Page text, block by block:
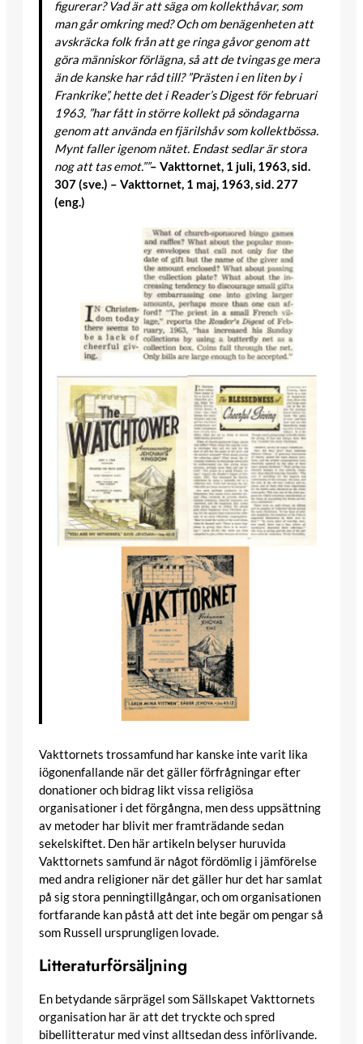
figurerar? Vad är att säga om kollekthåvar, som
man går omkring med? Och om benägenheten att
avskräcka folk från att ge ringa gåvor genom att
göra människor förlägna, så att de tvingas ge mera
än de kanske har råd till? ”Prästen i en liten by i
Frankrike”, hette det i Reader’s Digest för februari
1963, ”har fått in större kollekt på söndagarna
genom att använda en fjärilshåv som kollektbössa.
Mynt faller igenom nätet. Endast sedlar är stora
nog att tas emot.””– Vakttornet, 1 juli, 1963, sid.
307 (sve.) – Vakttornet, 1 maj, 1963, sid. 277
(eng.)
Vakttornets trossamfund har kanske inte varit lika
iögonenfallande när det gäller förfrågningar efter
donationer och bidrag likt vissa religiösa
organisationer i det förgångna, men dess uppsättning
av metoder har blivit mer framträdande sedan
sekelskiftet. Den här artikeln belyser huruvida
Vakttornets samfund är något fördömlig i jämförelse
med andra religioner när det gäller hur det har samlat
på sig stora penningtillgångar, och om organisationen
fortfarande kan påstå att det inte begär om pengar så
som Russell ursprungligen lovade.
Litteraturförsäljning
En betydande särprägel som Sällskapet Vakttornets
organisation har är att det tryckte och spred
bibellitteratur med vinst alltsedan dess införlivande.